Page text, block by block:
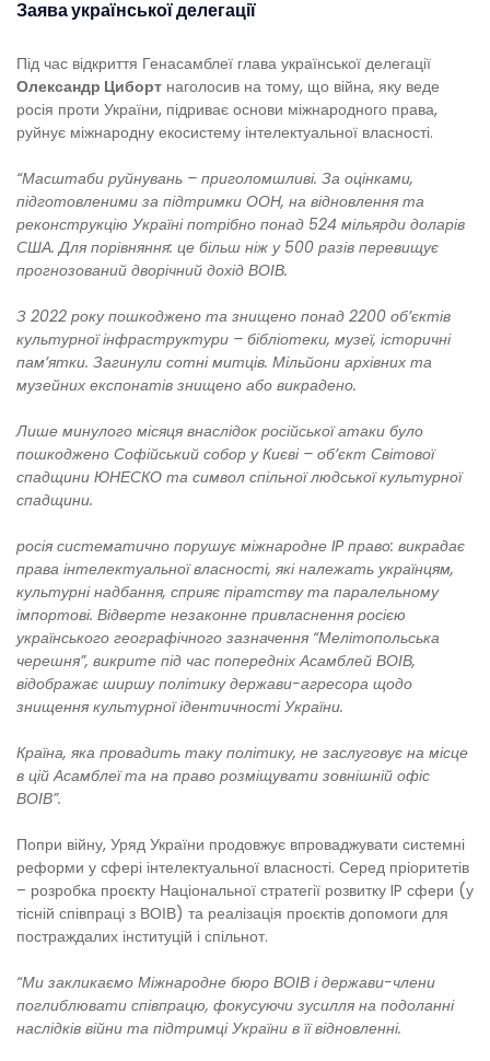
Заява української делегації
Під час відкриття Генасамблеї глава української делегації
Олександр Циборт наголосив на тому, що війна, яку веде
росія проти України, підриває основи міжнародного права,
руйнує міжнародну екосистему інтелектуальної власності.
“Масштаби руйнувань – приголомшливі. За оцінками,
підготовленими за підтримки ООН, на відновлення та
реконструкцію Україні потрібно понад 524 мільярди доларів
США. Для порівняння: це більш ніж у 500 разів перевищує
прогнозований дворічний дохід ВОІВ.
З 2022 року пошкоджено та знищено понад 2200 об’єктів
культурної інфраструктури – бібліотеки, музеї, історичні
пам’ятки. Загинули сотні митців. Мільйони архівних та
музейних експонатів знищено або викрадено.
Лише минулого місяця внаслідок російської атаки було
пошкоджено Софійський собор у Києві – об’єкт Світової
спадщини ЮНЕСКО та символ спільної людської культурної
спадщини.
росія систематично порушує міжнародне IP право: викрадає
права інтелектуальної власності, які належать українцям,
культурні надбання, сприяє піратству та паралельному
імпортові. Відверте незаконне привласнення росією
українського географічного зазначення “Мелітопольська
черешня”, викрите під час попередніх Асамблей ВОІВ,
відображає ширшу політику держави-агресора щодо
знищення культурної ідентичності України.
Країна, яка провадить таку політику, не заслуговує на місце
в цій Асамблеї та на право розміщувати зовнішній офіс
ВОІВ”.
Попри війну, Уряд України продовжує впроваджувати системні
реформи у сфері інтелектуальної власності. Серед пріоритетів
– розробка проєкту Національної стратегії розвитку IP сфери (у
тісній співпраці з ВОІВ) та реалізація проєктів допомоги для
постраждалих інституцій і спільнот.
“Ми закликаємо Міжнародне бюро ВОІВ і держави-члени
поглиблювати співпрацю, фокусуючи зусилля на подоланні
наслідків війни та підтримці України в її відновленні.